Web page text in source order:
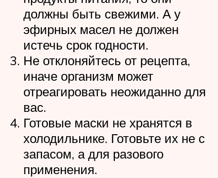
должны быть свежими. А у
эфирных масел не должен
истечь срок годности.
Не отклоняйтесь от рецепта,
иначе организм может
отреагировать неожиданно для
вас.
Готовые маски не хранятся в
холодильнике. Готовьте их не с
запасом, а для разового
применения.